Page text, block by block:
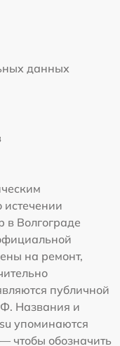
данных
в Волгограде
на ремонт,
публичной
Названия и
упоминаются
чтобы обозначить